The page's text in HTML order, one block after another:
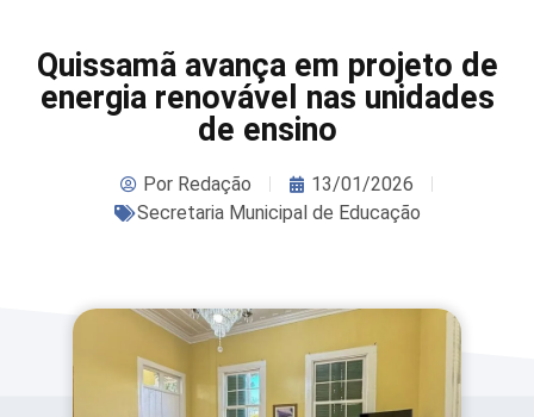
Quissamã avança em projeto de
energia renovável nas unidades
de ensino
PorRedação
13/01/2026
Secretaria Municipal de Educação